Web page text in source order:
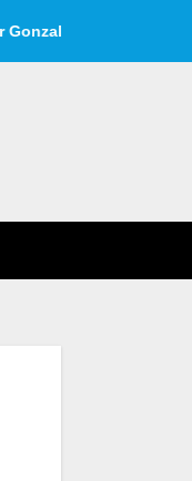
Reseña de